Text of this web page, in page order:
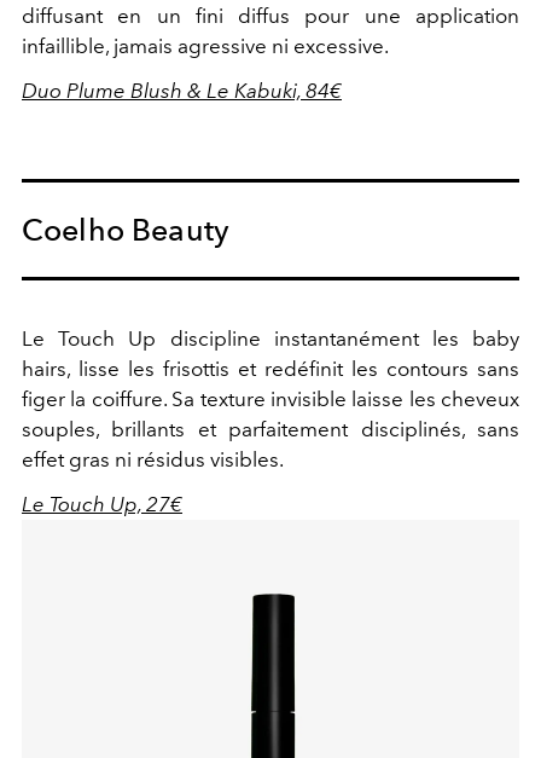
diffusant en un fini diffus pour une application
infaillible, jamais agressive ni excessive.
Duo Plume Blush & Le Kabuki, 84€
Coelho Beauty
Le Touch Up discipline instantanément les baby
hairs, lisse les frisottis et redéfinit les contours sans
figer la coiffure. Sa texture invisible laisse les cheveux
souples, brillants et parfaitement disciplinés, sans
effet gras ni résidus visibles.
Le Touch Up, 27€